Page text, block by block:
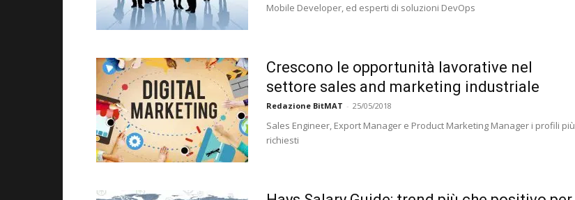
Mobile Developer, ed esperti di soluzioni DevOps
Crescono le opportunità lavorative nel
settore sales and marketing industriale
Redazione BitMAT - 25/05/2018
Sales Engineer, Export Manager e Product Marketing Manager i profili più
richiesti